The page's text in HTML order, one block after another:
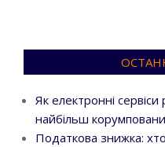
Як електронні
найбільш
Податкова знижка: